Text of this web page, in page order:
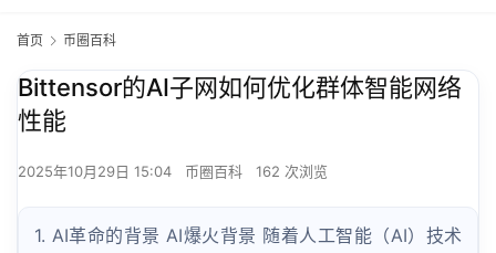
首页 币圈百科
Bittensor的AI子网如何优化群体智能网络
性能
2025年10月29日 15:04 币圈百科 162 次浏览
1. AI革命的背景 AI爆火背景 随着人工智能（AI）技术